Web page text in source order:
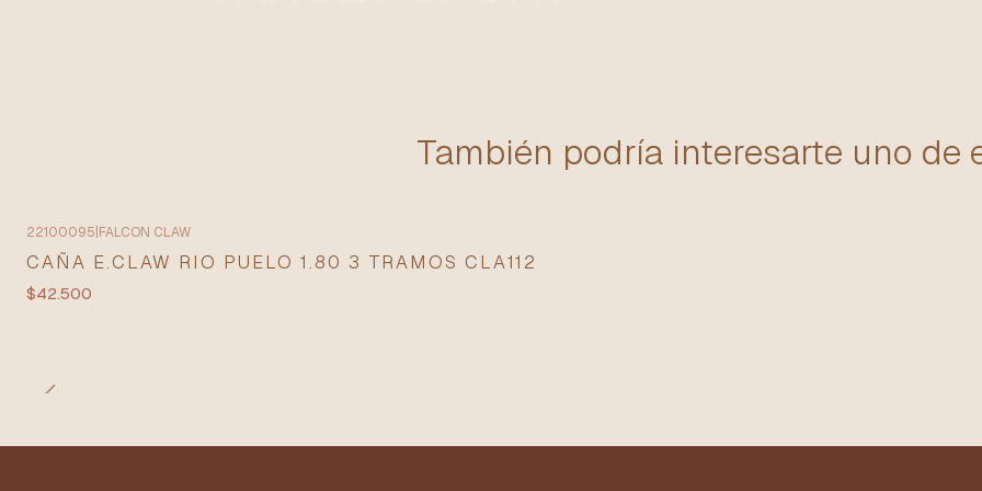
También podría interesarte uno de
22100095 FALCON CLAW
CAÑA E.CLAW RIO PUELO 1.80 3 TRAMOS CLA112
$42.500